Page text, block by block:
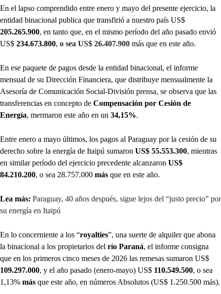
En el lapso comprendido entre enero y mayo del presente ejercicio, la
entidad binacional publica que transfirió a nuestro país US$
205.265.900, en tanto que, en el mismo período del año pasado envió
US$ 234.673.800, o sea US$ 26.407.900 más que en este año.
En ese paquete de pagos desde la entidad binacional, el informe
mensual de su Dirección Financiera, que distribuye mensualmente la
Asesoría de Comunicación Social-División prensa, se observa que las
transferencias en concepto de Compensación por Cesión de
Energía, mermaron este año en un 34,15%.
Entre enero a mayo últimos, los pagos al Paraguay por la cesión de su
derecho sobre la energía de Itaipú sumaron US$ 55.553.300, mientras
en similar período del ejercicio precedente alcanzaron US$
84.210.200, o sea 28.757.000 más que en este año.
Lea más: Paraguay, 40 años después, sigue lejos del “justo precio” por
su energía en Itaipú
En lo concerniente a los “royalties”, una suerte de alquiler que abona
la binacional a los propietarios del río Paraná, el informe consigna
que en los primeros cinco meses de 2026 las remesas sumaron US$
109.297.000, y el año pasado (enero-mayo) US$ 110.549.500, o sea
1,13% más que este año, en números Absolutos (US$ 1.250.500 más).